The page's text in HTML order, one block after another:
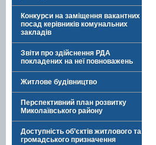
Конкурси на заміщення вакантних
посад керівників комунальних
закладів
Звіти про здійснення РДА
покладених на неї повноважень
Житлове будівництво
Перспективний план розвитку
Миколаївського району
Доступність об’єктів житлового та
громадського призначення